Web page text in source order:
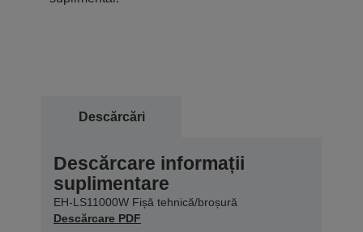
Descărcări
Descărcare informații
suplimentare
EH-LS11000W Fișă tehnică/broșură
Descărcare PDF